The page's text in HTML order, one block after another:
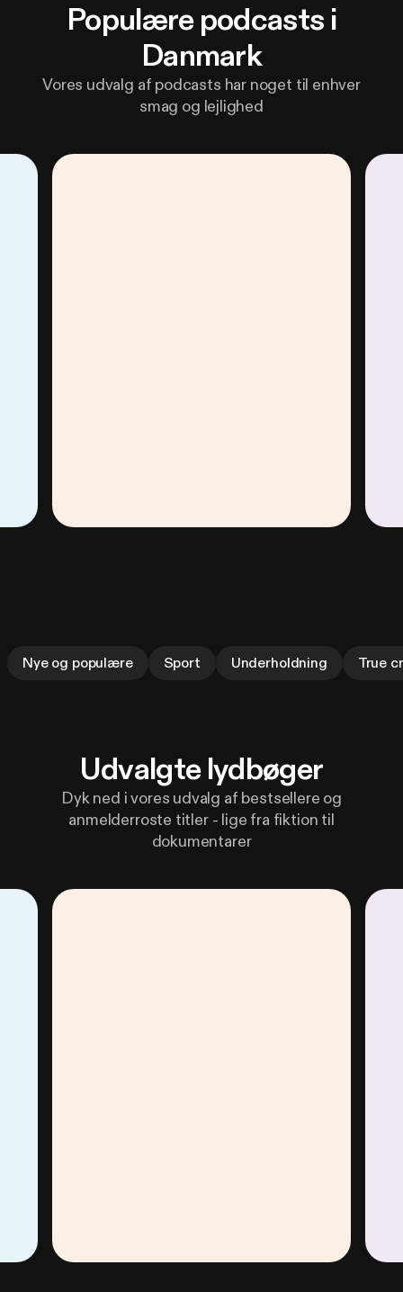
Populære podcasts i
Danmark
Vores udvalg af podcasts har noget til enhver
smag og lejlighed
Nye og populære Sport Under​holdning True
Udvalgte lydbøger
Dyk ned i vores udvalg af bestsellere og
anmelderroste titler - lige fra fiktion til
dokumentarer